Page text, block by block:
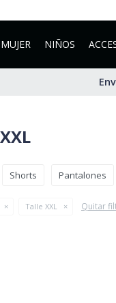
MUJER NIÑOS
Shorts Pantalones
Talle XXL Quitar